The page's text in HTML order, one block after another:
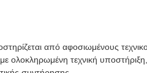
από αφοσιωμένους
ολοκληρωμένη τεχνική